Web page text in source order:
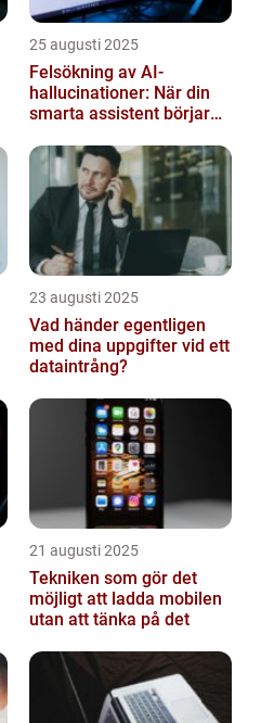
25 augusti 2025
Felsökning av AI-
hallucinationer: När din
smarta assistent börjar
23 augusti 2025
Vad händer egentligen
med dina uppgifter vid ett
dataintrång?
21 augusti 2025
Tekniken som gör det
möjligt att ladda mobilen
utan att tänka på det